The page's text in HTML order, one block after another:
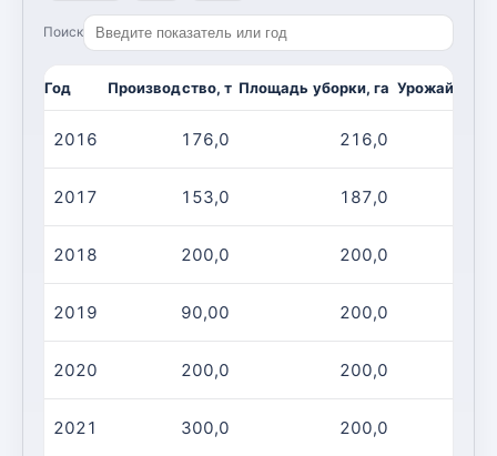
Поиск
Год Производство, т Площадь уборки, га
2016 176,0 216,0
2017 153,0 187,0
2018 200,0 200,0
2019 90,00 200,0
2020 200,0 200,0
2021 300,0 200,0